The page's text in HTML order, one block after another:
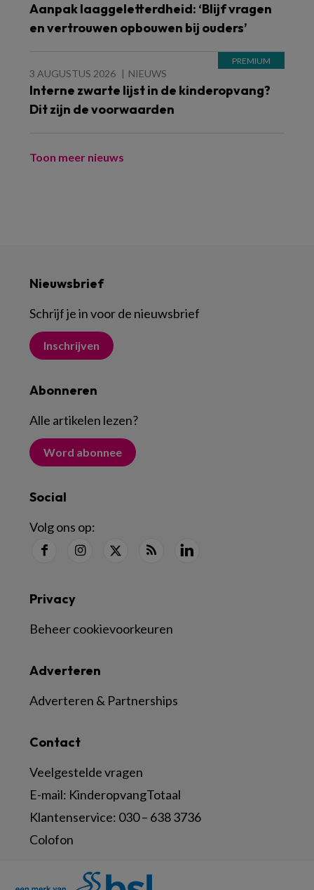
Aanpak laaggeletterdheid: ‘Blijf vragen
en vertrouwen opbouwen bij ouders’
3 AUGUSTUS 2026 NIEUWS
Interne zwarte lijst in de kinderopvang?
Dit zijn de voorwaarden
Toon meer nieuws
Nieuwsbrief
Schrijf je in voor de nieuwsbrief
Inschrijven
Abonneren
Alle artikelen lezen?
Word abonnee
Social
Volg ons op:
Contact
Veelgestelde vragen
E-mail: KinderopvangTotaal
Klantenservice: 030 – 638 3736
Colofon
Adverteren
Adverteren & Partnerships
Privacy
Beheer cookievoorkeuren